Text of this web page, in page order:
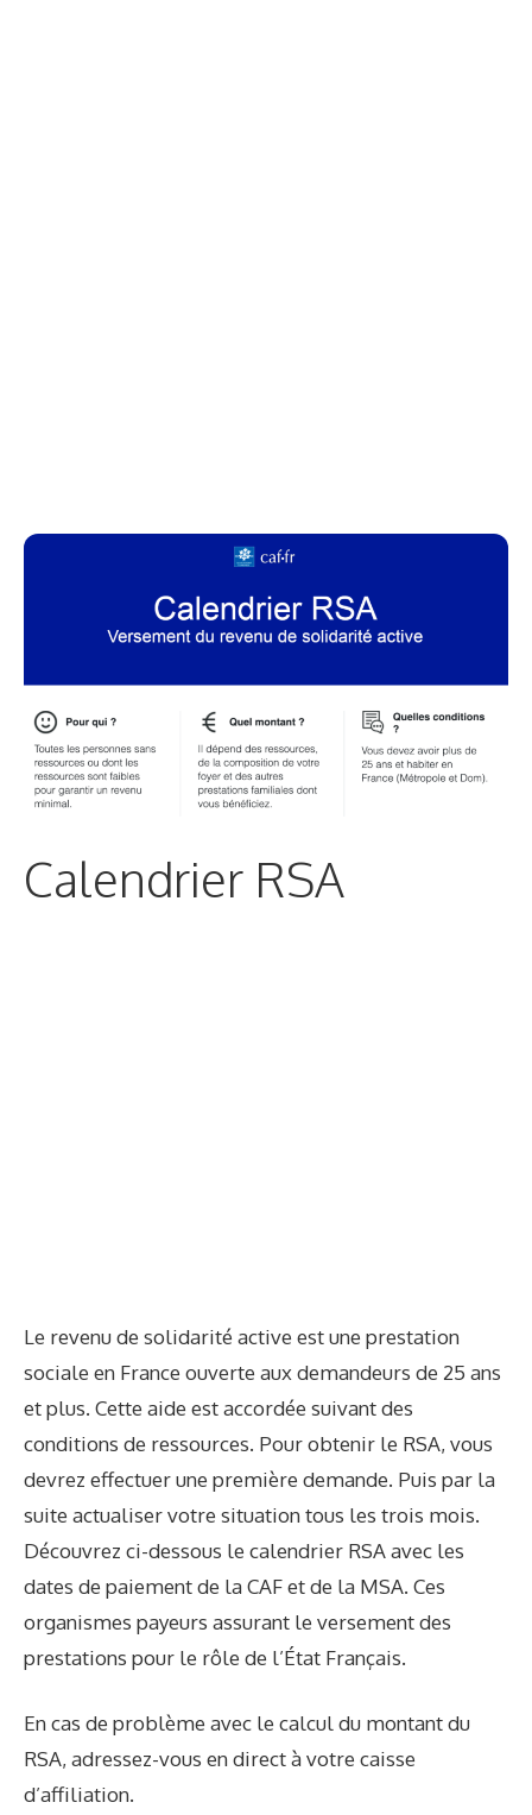
Calendrier RSA
Le revenu de solidarité active est une prestation
sociale en France ouverte aux demandeurs de 25 ans
et plus. Cette aide est accordée suivant des
conditions de ressources. Pour obtenir le RSA, vous
devrez effectuer une première demande. Puis par la
suite actualiser votre situation tous les trois mois.
Découvrez ci-dessous le calendrier RSA avec les
dates de paiement de la CAF et de la MSA. Ces
organismes payeurs assurant le versement des
prestations pour le rôle de l’État Français.
En cas de problème avec le calcul du montant du
RSA, adressez-vous en direct à votre caisse
d’affiliation.